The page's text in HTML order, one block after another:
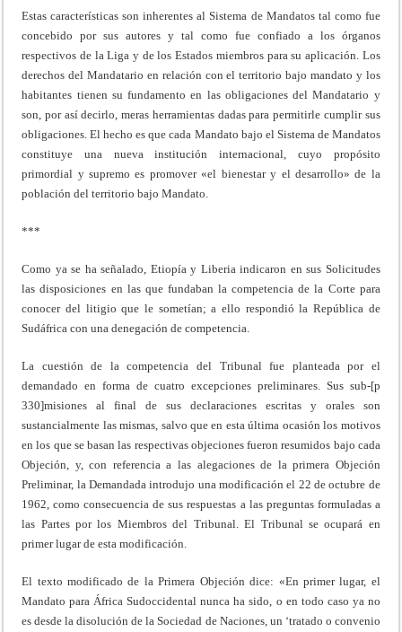
Estas características son inherentes al Sistema de Mandatos tal como fue
concebido por sus autores y tal como fue confiado a los órganos
respectivos de la Liga y de los Estados miembros para su aplicación. Los
derechos del Mandatario en relación con el territorio bajo mandato y los
habitantes tienen su fundamento en las obligaciones del Mandatario y
son, por así decirlo, meras herramientas dadas para permitirle cumplir sus
obligaciones. El hecho es que cada Mandato bajo el Sistema de Mandatos
constituye una nueva institución internacional, cuyo propósito
primordial y supremo es promover «el bienestar y el desarrollo» de la
población del territorio bajo Mandato.
***
Como ya se ha señalado, Etiopía y Liberia indicaron en sus Solicitudes
las disposiciones en las que fundaban la competencia de la Corte para
conocer del litigio que le sometían; a ello respondió la República de
Sudáfrica con una denegación de competencia.
La cuestión de la competencia del Tribunal fue planteada por el
demandado en forma de cuatro excepciones preliminares. Sus sub-[p
330]misiones al final de sus declaraciones escritas y orales son
sustancialmente las mismas, salvo que en esta última ocasión los motivos
en los que se basan las respectivas objeciones fueron resumidos bajo cada
Objeción, y, con referencia a las alegaciones de la primera Objeción
Preliminar, la Demandada introdujo una modificación el 22 de octubre de
1962, como consecuencia de sus respuestas a las preguntas formuladas a
las Partes por los Miembros del Tribunal. El Tribunal se ocupará en
primer lugar de esta modificación.
El texto modificado de la Primera Objeción dice: «En primer lugar, el
Mandato para África Sudoccidental nunca ha sido, o en todo caso ya no
es desde la disolución de la Sociedad de Naciones, un ‘tratado o convenio